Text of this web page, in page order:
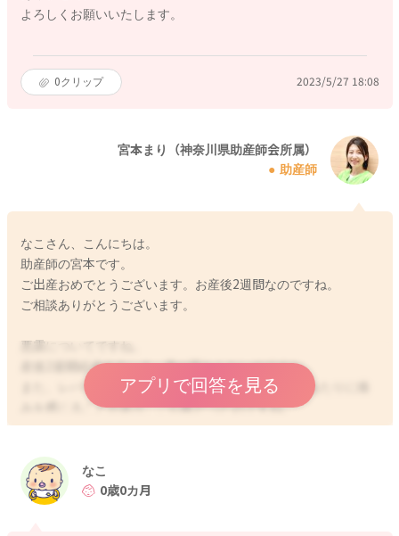
よろしくお願いいたします。
0クリップ 2023/5/27 18:08
宮本まり（神奈川県助産師会所属）
助産師
なこさん、こんにちは。
助産師の宮本です。
ご出産おめでとうございます。お産後2週間なのですね。
ご相談ありがとうございます。
悪露についてですね。
産後2週間経過するいま、量が変わらないのですね。
また、レバーのようなかたまりが出たり、時々膣のあたりに痛
みを感じることがあり、ご心配だったのですね。
2週間の時点では退院時より少なく感じることも多いのですが、
個人差があります。1日あたりナプキン3枚くらいの量がみられ
アプリで回答を見る
なこ
0歳0カ月